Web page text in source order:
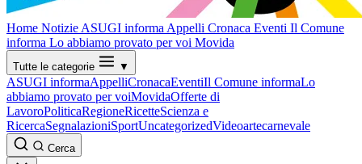
Home Notizie ASUGI informa Appelli Cronaca Eventi Il Comune
informa Lo abbiamo provato per voi Movida
Tutte le categorie ▼
ASUGI informaAppelliCronacaEventiIl Comune informaLo
abbiamo provato per voiMovidaOfferte di
LavoroPoliticaRegioneRicetteScienza e
RicercaSegnalazioniSportUncategorizedVideoartecarnevale
Cerca